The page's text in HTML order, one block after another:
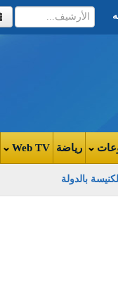
رياضة Web TV
بالدولة